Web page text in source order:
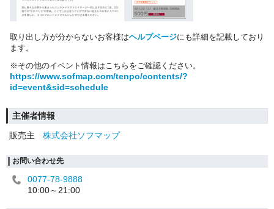
取り出し方が分からないお客様はヘルプページにも詳細を記載しており
ます。
※その他のイベント情報はこちらをご確認ください。
https://www.sofmap.com/tenpo/contents/?
id=event&sid=schedule
主催者情報
販売主
株式会社ソフマップ
お問い合わせ先
0077-78-9888
10:00～21:00